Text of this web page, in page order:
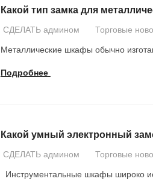
Какой тип замка для
СДЕЛАТЬ админом Торговые
Металлические шкафы обычно
Подробнее
Какой умный электронный
СДЕЛАТЬ админом Торговые
Инструментальные шкафы широко